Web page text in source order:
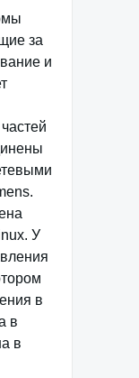
за
и
У
в
в
в